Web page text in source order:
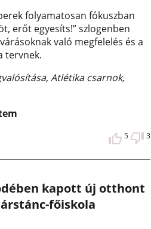
folyamatosan fókuszban
erőt egyesíts!” szlogenben
való megfelelés és a
tervnek.
Atlétika csarnok,
5 3
kapott új otthont
főiskola